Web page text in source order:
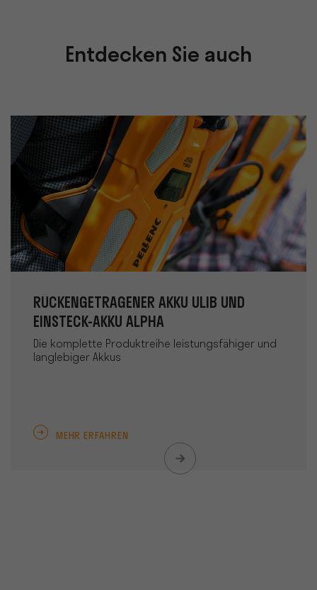
Entdecken Sie auch
RÜCKENGETRAGENER AKKU ULIB UND
EINSTECK-AKKU ALPHA
Die komplette Produktreihe leistungsfähiger und
langlebiger Akkus
MEHR ERFAHREN